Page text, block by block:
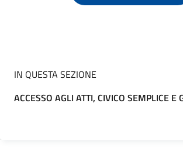
IN QUESTA SEZIONE
ACCESSO AGLI ATTI, CIVICO SEMPLICE E